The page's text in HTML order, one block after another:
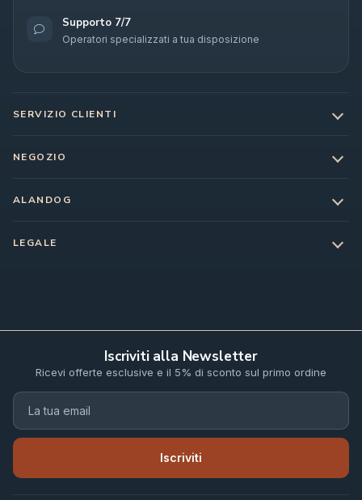
Supporto 7/7
Operatori specializzati a tua disposizione
SERVIZIO CLIENTI
NEGOZIO
ALANDOG
LEGALE
Iscriviti alla Newsletter
Ricevi offerte esclusive e il 5% di sconto sul primo ordine
Iscriviti